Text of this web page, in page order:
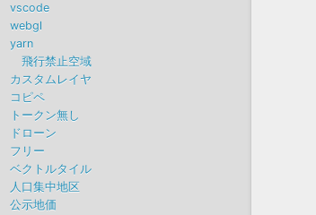
vscode
webgl
yarn
飛行禁止空域
カスタムレイヤ
コピペ
トークン無し
ドローン
フリー
ベクトルタイル
人口集中地区
公示地価